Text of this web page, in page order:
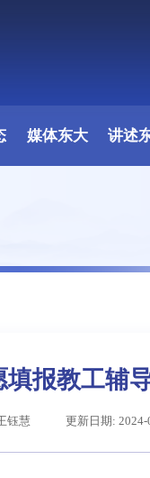
媒体东大 讲述
报教工辅
钰慧 更新日期: 2024-